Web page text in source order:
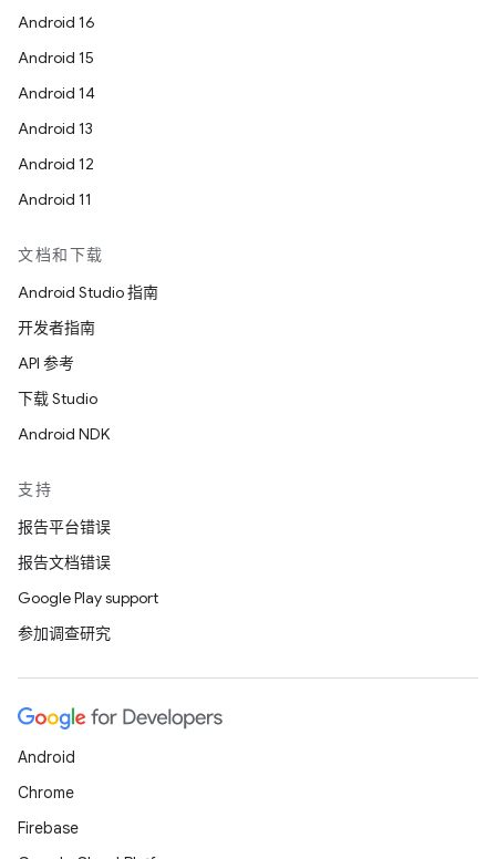
Android 16
Android 15
Android 14
Android 13
Android 12
Android 11
文档和下载
Android Studio 指南
开发者指南
API 参考
下载 Studio
Android NDK
支持
报告平台错误
报告文档错误
Google Play support
参加调查研究
Android
Chrome
Firebase